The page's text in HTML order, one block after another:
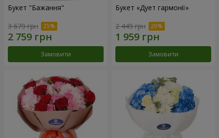
Букет "Бажання"
3 679 грн
Замовити
Букет «Дует гармонії»
2 449 грн
Замовити